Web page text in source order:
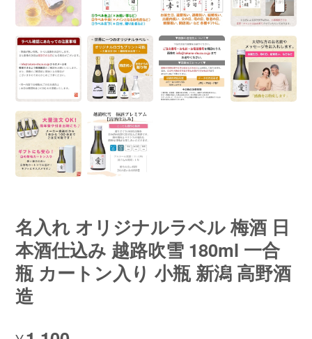
名入れ オリジナルラベル 梅酒 日
本酒仕込み 越路吹雪 180ml 一合
瓶 カートン入り 小瓶 新潟 高野酒
造